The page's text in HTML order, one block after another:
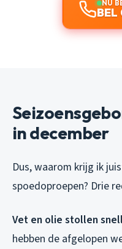
NU
BEL
in december
Dus, waarom krijg ik
spoedoproepen? Drie
Vet en olie stollen
hebben de afgelopen